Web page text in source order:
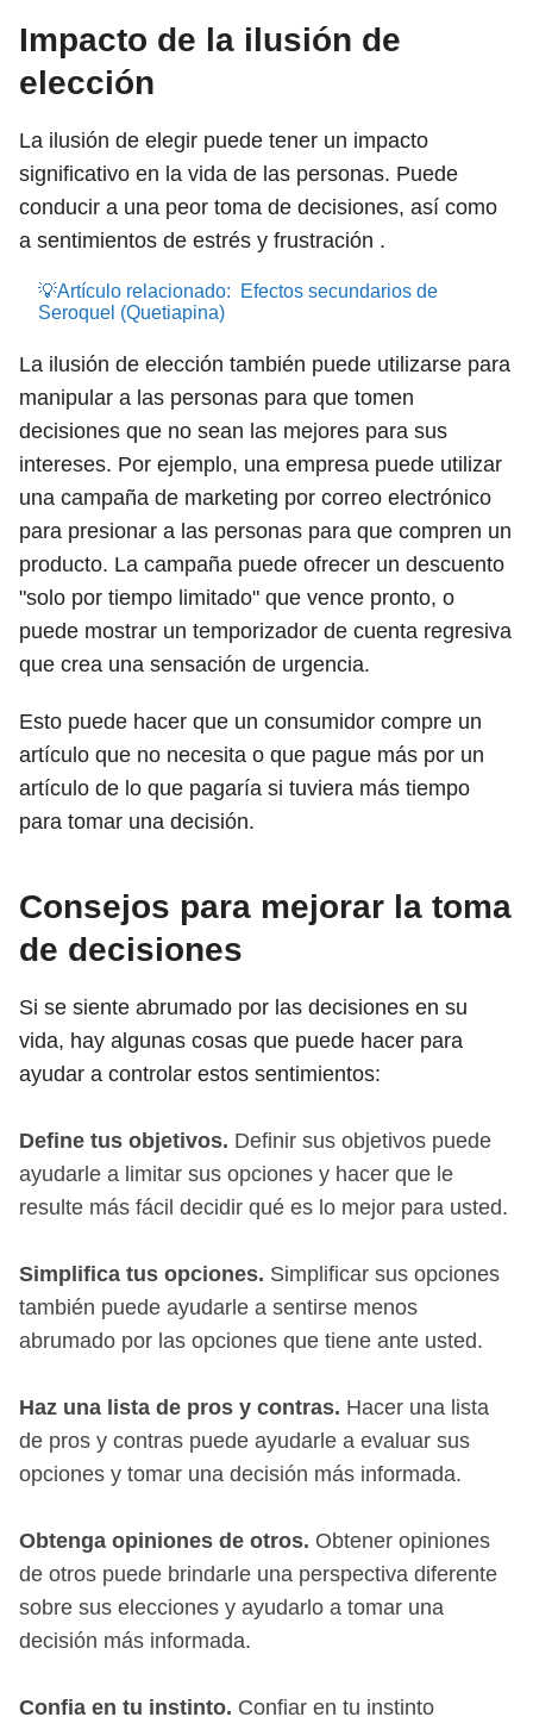
Impacto de la ilusión de
elección
La ilusión de elegir puede tener un impacto
significativo en la vida de las personas. Puede
conducir a una peor toma de decisiones, así como
a sentimientos de estrés y frustración .
💡Artículo relacionado:
Efectos secundarios de
Seroquel (Quetiapina)
La ilusión de elección también puede utilizarse para
manipular a las personas para que tomen
decisiones que no sean las mejores para sus
intereses. Por ejemplo, una empresa puede utilizar
una campaña de marketing por correo electrónico
para presionar a las personas para que compren un
producto. La campaña puede ofrecer un descuento
"solo por tiempo limitado" que vence pronto, o
puede mostrar un temporizador de cuenta regresiva
que crea una sensación de urgencia.
Esto puede hacer que un consumidor compre un
artículo que no necesita o que pague más por un
artículo de lo que pagaría si tuviera más tiempo
para tomar una decisión.
Consejos para mejorar la toma
de decisiones
Si se siente abrumado por las decisiones en su
vida, hay algunas cosas que puede hacer para
ayudar a controlar estos sentimientos:
Define tus objetivos. Definir sus objetivos puede
ayudarle a limitar sus opciones y hacer que le
resulte más fácil decidir qué es lo mejor para usted.
Simplifica tus opciones. Simplificar sus opciones
también puede ayudarle a sentirse menos
abrumado por las opciones que tiene ante usted.
Haz una lista de pros y contras. Hacer una lista
de pros y contras puede ayudarle a evaluar sus
opciones y tomar una decisión más informada.
Obtenga opiniones de otros. Obtener opiniones
de otros puede brindarle una perspectiva diferente
sobre sus elecciones y ayudarlo a tomar una
decisión más informada.
Confia en tu instinto. Confiar en tu instinto